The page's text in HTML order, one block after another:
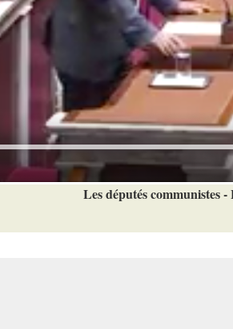
Les députés communistes